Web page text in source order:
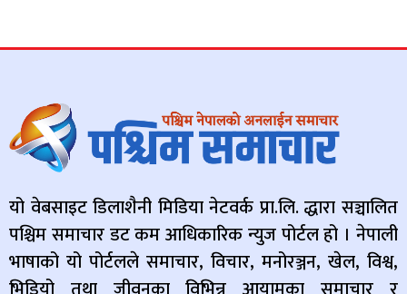
यो वेबसाइट डिलाशैनी मिडिया नेटवर्क प्रा.लि. द्धारा सञ्चालित
पश्चिम समाचार डट कम आधिकारिक न्युज पोर्टल हो । नेपाली
भाषाको यो पोर्टलले समाचार, विचार, मनोरञ्जन, खेल, विश्व,